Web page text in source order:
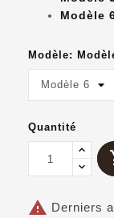
Modèle
Modèle:
Quantité
 Derniers